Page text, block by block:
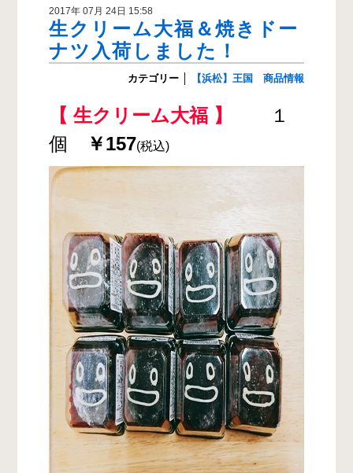
2017年 07月 24日 15:58
生クリーム大福＆焼きドー
ナツ入荷しました！
カテゴリー 【浜松】王国 商品情報
【 生クリーム大福 】
１
個
￥157(税込)